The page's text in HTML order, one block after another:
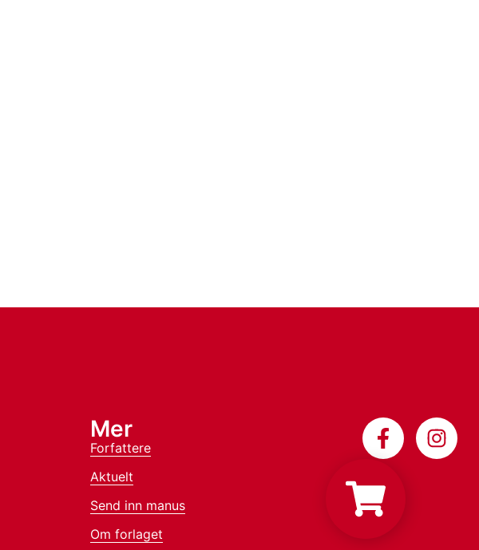
Mer
Forfattere
Aktuelt
Send inn manus
Om forlaget